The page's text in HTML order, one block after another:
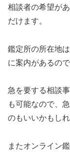
相談者の希望が
だけます。
鑑定所の所在地
に案内があるの
急を要する相談
も可能なので、
のもいいかもしれ
またオンライン